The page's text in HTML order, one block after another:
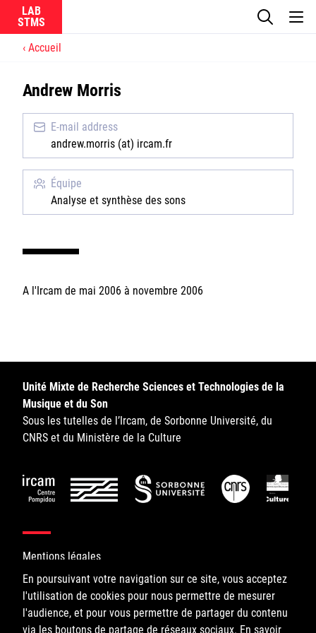
LAB
CNRS
Ministère de la Culture
Rester informé
Offres d'emplois/stages
La recherche
Actualités
Équipes
Accueil
Andrew Morris
E-mail address
andrew.morris (at) ircam.fr
Équipe
Analyse et synthèse des sons
A l'Ircam de mai 2006 à novembre 2006
En poursuivant votre navigation sur ce site, vous acceptez
l'utilisation de cookies pour nous permettre de mesurer
l'audience, et pour vous permettre de partager du contenu
via les boutons de partage de réseaux sociaux. En savoir
Unité Mixte de Recherche Sciences et Technologies de la
Musique et du Son
Sous les tutelles de l’Ircam, de Sorbonne Université, du
CNRS et du Ministère de la Culture
Mentions légales
©IRCAM, 2026. All Rights Reserved.
1, place Igor-Stravinsky